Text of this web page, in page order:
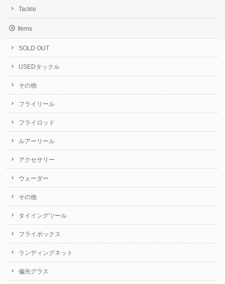
Tackle
Items
SOLD OUT
USEDタックル
その他
フライリール
フライロッド
ルアーリール
アクセサリー
ウェーダー
その他
タイイングツール
フライボックス
ランディングネット
偏光グラス